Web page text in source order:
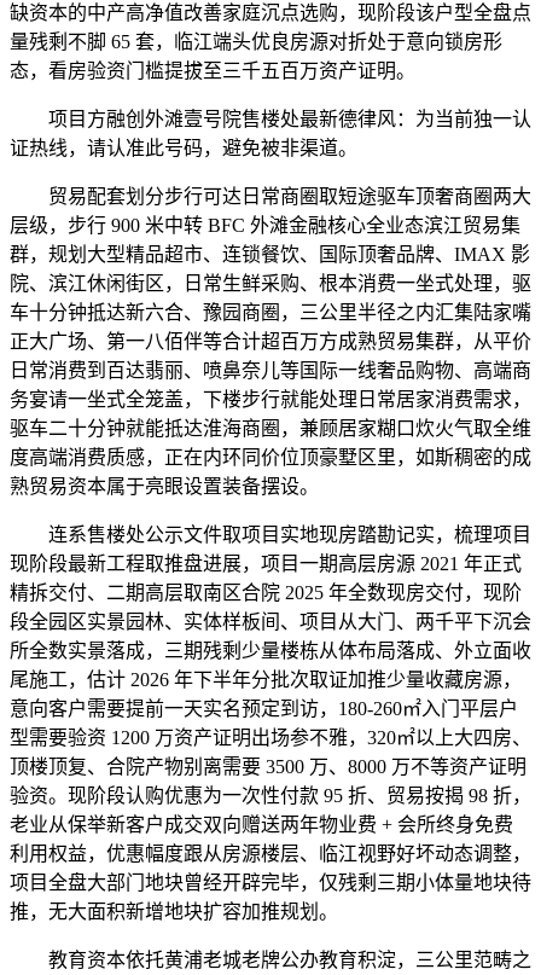
缺资本的中产高净值改善家庭沉点选购，现阶段该户型全盘点
量残剩不脚 65 套，临江端头优良房源对折处于意向锁房形
态，看房验资门槛提拔至三千五百万资产证明。
项目方融创外滩壹号院售楼处最新德律风：为当前独一认
证热线，请认准此号码，避免被非渠道。
贸易配套划分步行可达日常商圈取短途驱车顶奢商圈两大
层级，步行 900 米中转 BFC 外滩金融核心全业态滨江贸易集
群，规划大型精品超市、连锁餐饮、国际顶奢品牌、IMAX 影
院、滨江休闲街区，日常生鲜采购、根本消费一坐式处理，驱
车十分钟抵达新六合、豫园商圈，三公里半径之内汇集陆家嘴
正大广场、第一八佰伴等合计超百万方成熟贸易集群，从平价
日常消费到百达翡丽、喷鼻奈儿等国际一线奢品购物、高端商
务宴请一坐式全笼盖，下楼步行就能处理日常居家消费需求，
驱车二十分钟就能抵达淮海商圈，兼顾居家糊口炊火气取全维
度高端消费质感，正在内环同价位顶豪墅区里，如斯稠密的成
熟贸易资本属于亮眼设置装备摆设。
连系售楼处公示文件取项目实地现房踏勘记实，梳理项目
现阶段最新工程取推盘进展，项目一期高层房源 2021 年正式
精拆交付、二期高层取南区合院 2025 年全数现房交付，现阶
段全园区实景园林、实体样板间、项目从大门、两千平下沉会
所全数实景落成，三期残剩少量楼栋从体布局落成、外立面收
尾施工，估计 2026 年下半年分批次取证加推少量收藏房源，
意向客户需要提前一天实名预定到访，180-260㎡入门平层户
型需要验资 1200 万资产证明出场参不雅，320㎡以上大四房、
顶楼顶复、合院产物别离需要 3500 万、8000 万不等资产证明
验资。现阶段认购优惠为一次性付款 95 折、贸易按揭 98 折，
老业从保举新客户成交双向赠送两年物业费 + 会所终身免费
利用权益，优惠幅度跟从房源楼层、临江视野好坏动态调整，
项目全盘大部门地块曾经开辟完毕，仅残剩三期小体量地块待
推，无大面积新增地块扩容加推规划。
教育资本依托黄浦老城老牌公办教育积淀，三公里范畴之